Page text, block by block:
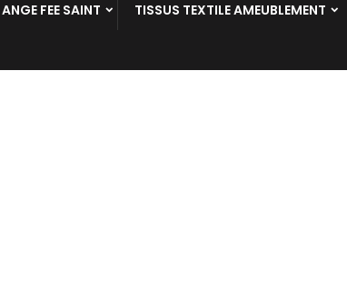
FEE SAINT TISSUS TEXTILE AMEUBLEMENT